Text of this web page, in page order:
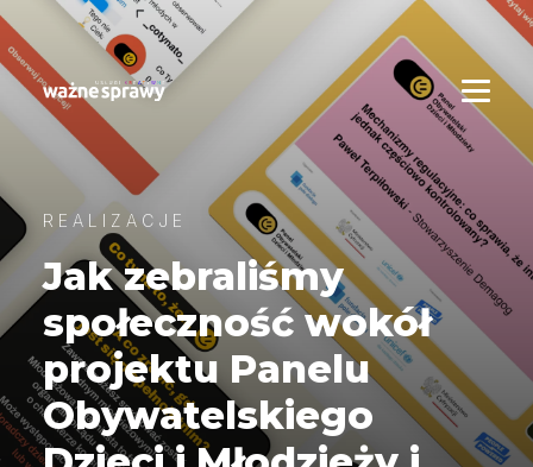
REALIZACJE
Jak zebraliśmy
społeczność wokół
projektu Panelu
Obywatelskiego